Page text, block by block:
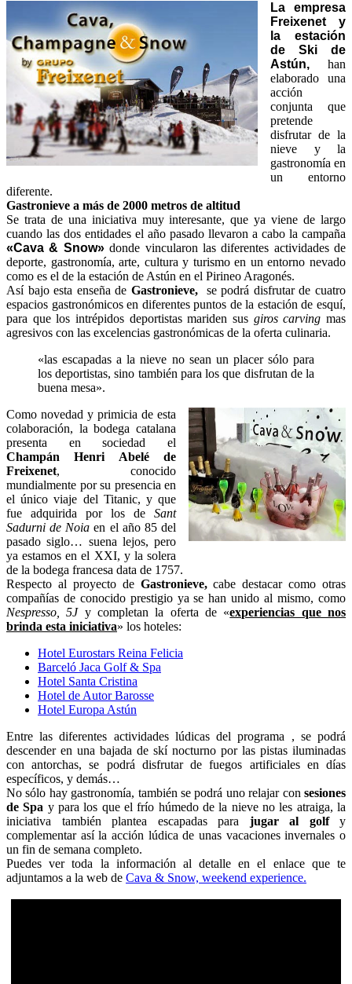
La empresa
Freixenet y
la estación
de Ski de
Astún, han
elaborado una
acción
conjunta que
pretende
disfrutar de la
nieve y la
gastronomía en
un entorno
diferente.
Gastronieve a más de 2000 metros de altitud
Se trata de una iniciativa muy interesante, que ya viene de largo
cuando las dos entidades el año pasado llevaron a cabo la campaña
«Cava & Snow»donde vincularon las diferentes actividades de
deporte, gastronomía, arte, cultura y turismo en un entorno nevado
como es el de la estación de Astún en el Pirineo Aragonés.
Así bajo esta enseña de Gastronieve, se podrá disfrutar de cuatro
espacios gastronómicos en diferentes puntos de la estación de esquí,
para que los intrépidos deportistas mariden sus giros carving mas
agresivos con las excelencias gastronómicas de la oferta culinaria.
«las escapadas a la nieve no sean un placer sólo para
los deportistas, sino también para los que disfrutan de la
buena mesa».
Como novedad y primicia de esta
colaboración, la bodega catalana
presenta en sociedad el
Champán Henri Abelé de
Freixenet, conocido
mundialmente por su presencia en
el único viaje del Titanic, y que
fue adquirida por los de Sant
Sadurni de Noia en el año 85 del
pasado siglo… suena lejos, pero
ya estamos en el XXI, y la solera
de la bodega francesa data de 1757.
Respecto al proyecto de Gastronieve,cabe destacar como otras
compañías de conocido prestigio ya se han unido al mismo, como
Nespresso, 5Jy completan la oferta de «experiencias que nos
brinda esta iniciativa» los hoteles:
Hotel Eurostars Reina Felicia
Barceló Jaca Golf & Spa
Hotel Santa Cristina
Hotel de Autor Barosse
Hotel Europa Astún
Entre las diferentes actividades lúdicas del programa , se podrá
descender en una bajada de skí nocturno por las pistas iluminadas
con antorchas, se podrá disfrutar de fuegos artificiales en días
específicos, y demás…
No sólo hay gastronomía, también se podrá uno relajar con sesiones
de Spa y para los que el frío húmedo de la nieve no les atraiga, la
iniciativa también plantea escapadas para jugar al golf y
complementar así la acción lúdica de unas vacaciones invernales o
un fin de semana completo.
Puedes ver toda la información al detalle en el enlace que te
adjuntamos a la web de Cava & Snow, weekend experience.